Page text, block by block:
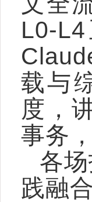
L0-
载与
度，
事务
各
践融